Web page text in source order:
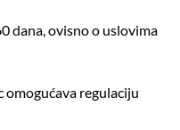
dana, ovisno o uslovima
regulaciju